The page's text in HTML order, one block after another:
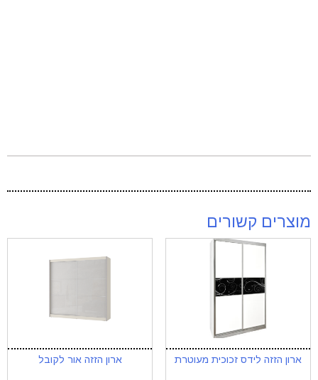
מוצרים קשורים
ארון הזזה לידס זכוכית מעוטרת ארון הזזה אור לקובל